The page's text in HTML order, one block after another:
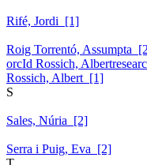
Rifé, Jordi [1]
Roig Torrentó, Assumpta
orcId Rossich, Albert
Rossich, Albert [1]
S
Sales, Núria [2]
Serra i Puig, Eva [2]